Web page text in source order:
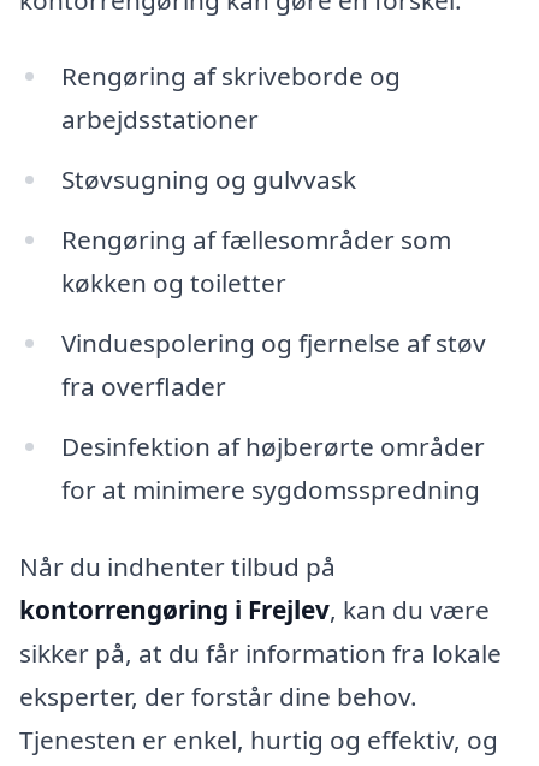
Rengøring af skriveborde og
arbejdsstationer
Støvsugning og gulvvask
Rengøring af fællesområder som
køkken og toiletter
Vinduespolering og fjernelse af støv
fra overflader
Desinfektion af højberørte områder
for at minimere sygdomsspredning
Når du indhenter tilbud på
kontorrengøring i Frejlev, kan du være
sikker på, at du får information fra lokale
eksperter, der forstår dine behov.
Tjenesten er enkel, hurtig og effektiv, og